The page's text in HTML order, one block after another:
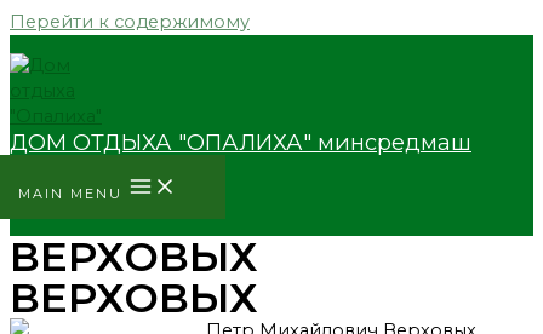
Перейти к содержимому
ДОМ ОТДЫХА "ОПАЛИХА" минсредмаш
MAIN MENU
ВЕРХОВЫХ
ВЕРХОВЫХ